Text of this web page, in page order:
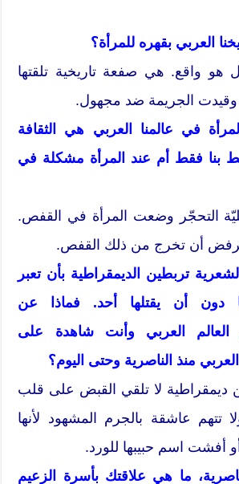
العربي بقهره للمرأة؟
هو واقع. هي صفعة تاريخية تلقتها
وقيدت الجريمة ضد مجهول.
في عالمنا العربي هي الثقافة
بنا فقط أم عند المرأة مشكلة في
التحجّر وضعت المرأة في القفص.
ترفض أن تخرج من ذلك القفص.
تربطين الديمقراطية بأن تعبر
دون أن يقتلها أحد. فماذا عن
العالم العربي وأنت شاهدة على
منذ الناصرية وحتى اليوم؟
لا تلقي القبض على قلب
تتهم عاشقة بالجرم المشهود لأنها
أفشت اسم حبيبها للورد.
ما هي علاقتك بأسرة الزعيم